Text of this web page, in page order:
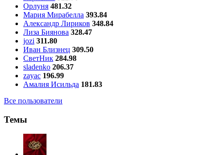
Орлуня 481.32
Мария Мирабелла 393.84
Александр Лириков 348.84
Лиза Биянова 328.47
jozi 311.80
Иван Близнец 309.50
СветНик 284.98
sladenko 206.37
zayac 196.99
Амалия Исильда 181.83
Все пользователи
Темы